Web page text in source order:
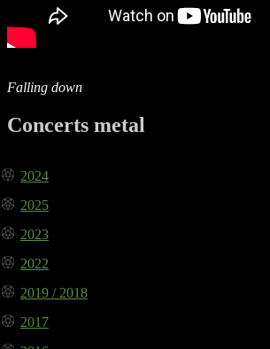
Falling down
Concerts metal
2024
2025
2023
2022
2019 / 2018
2017